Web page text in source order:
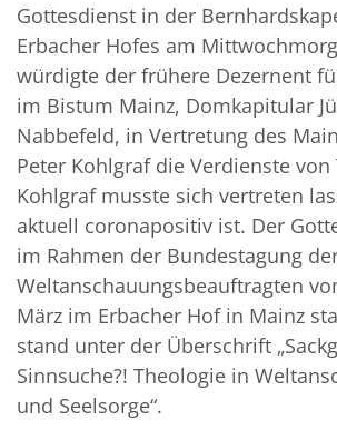
Gottesdienst in der
Erbacher Hofes am
würdigte der frühere Dezernent
im Bistum Mainz, Domkapitular
Nabbefeld, in Vertretung des
Peter Kohlgraf die Verdienste
Kohlgraf musste sich vertreten
aktuell coronapositiv ist. Der
im Rahmen der Bundestagung
Weltanschauungsbeauftragten
März im Erbacher Hof in Mainz
stand unter der Überschrift
Sinnsuche?! Theologie in
und Seelsorge“.